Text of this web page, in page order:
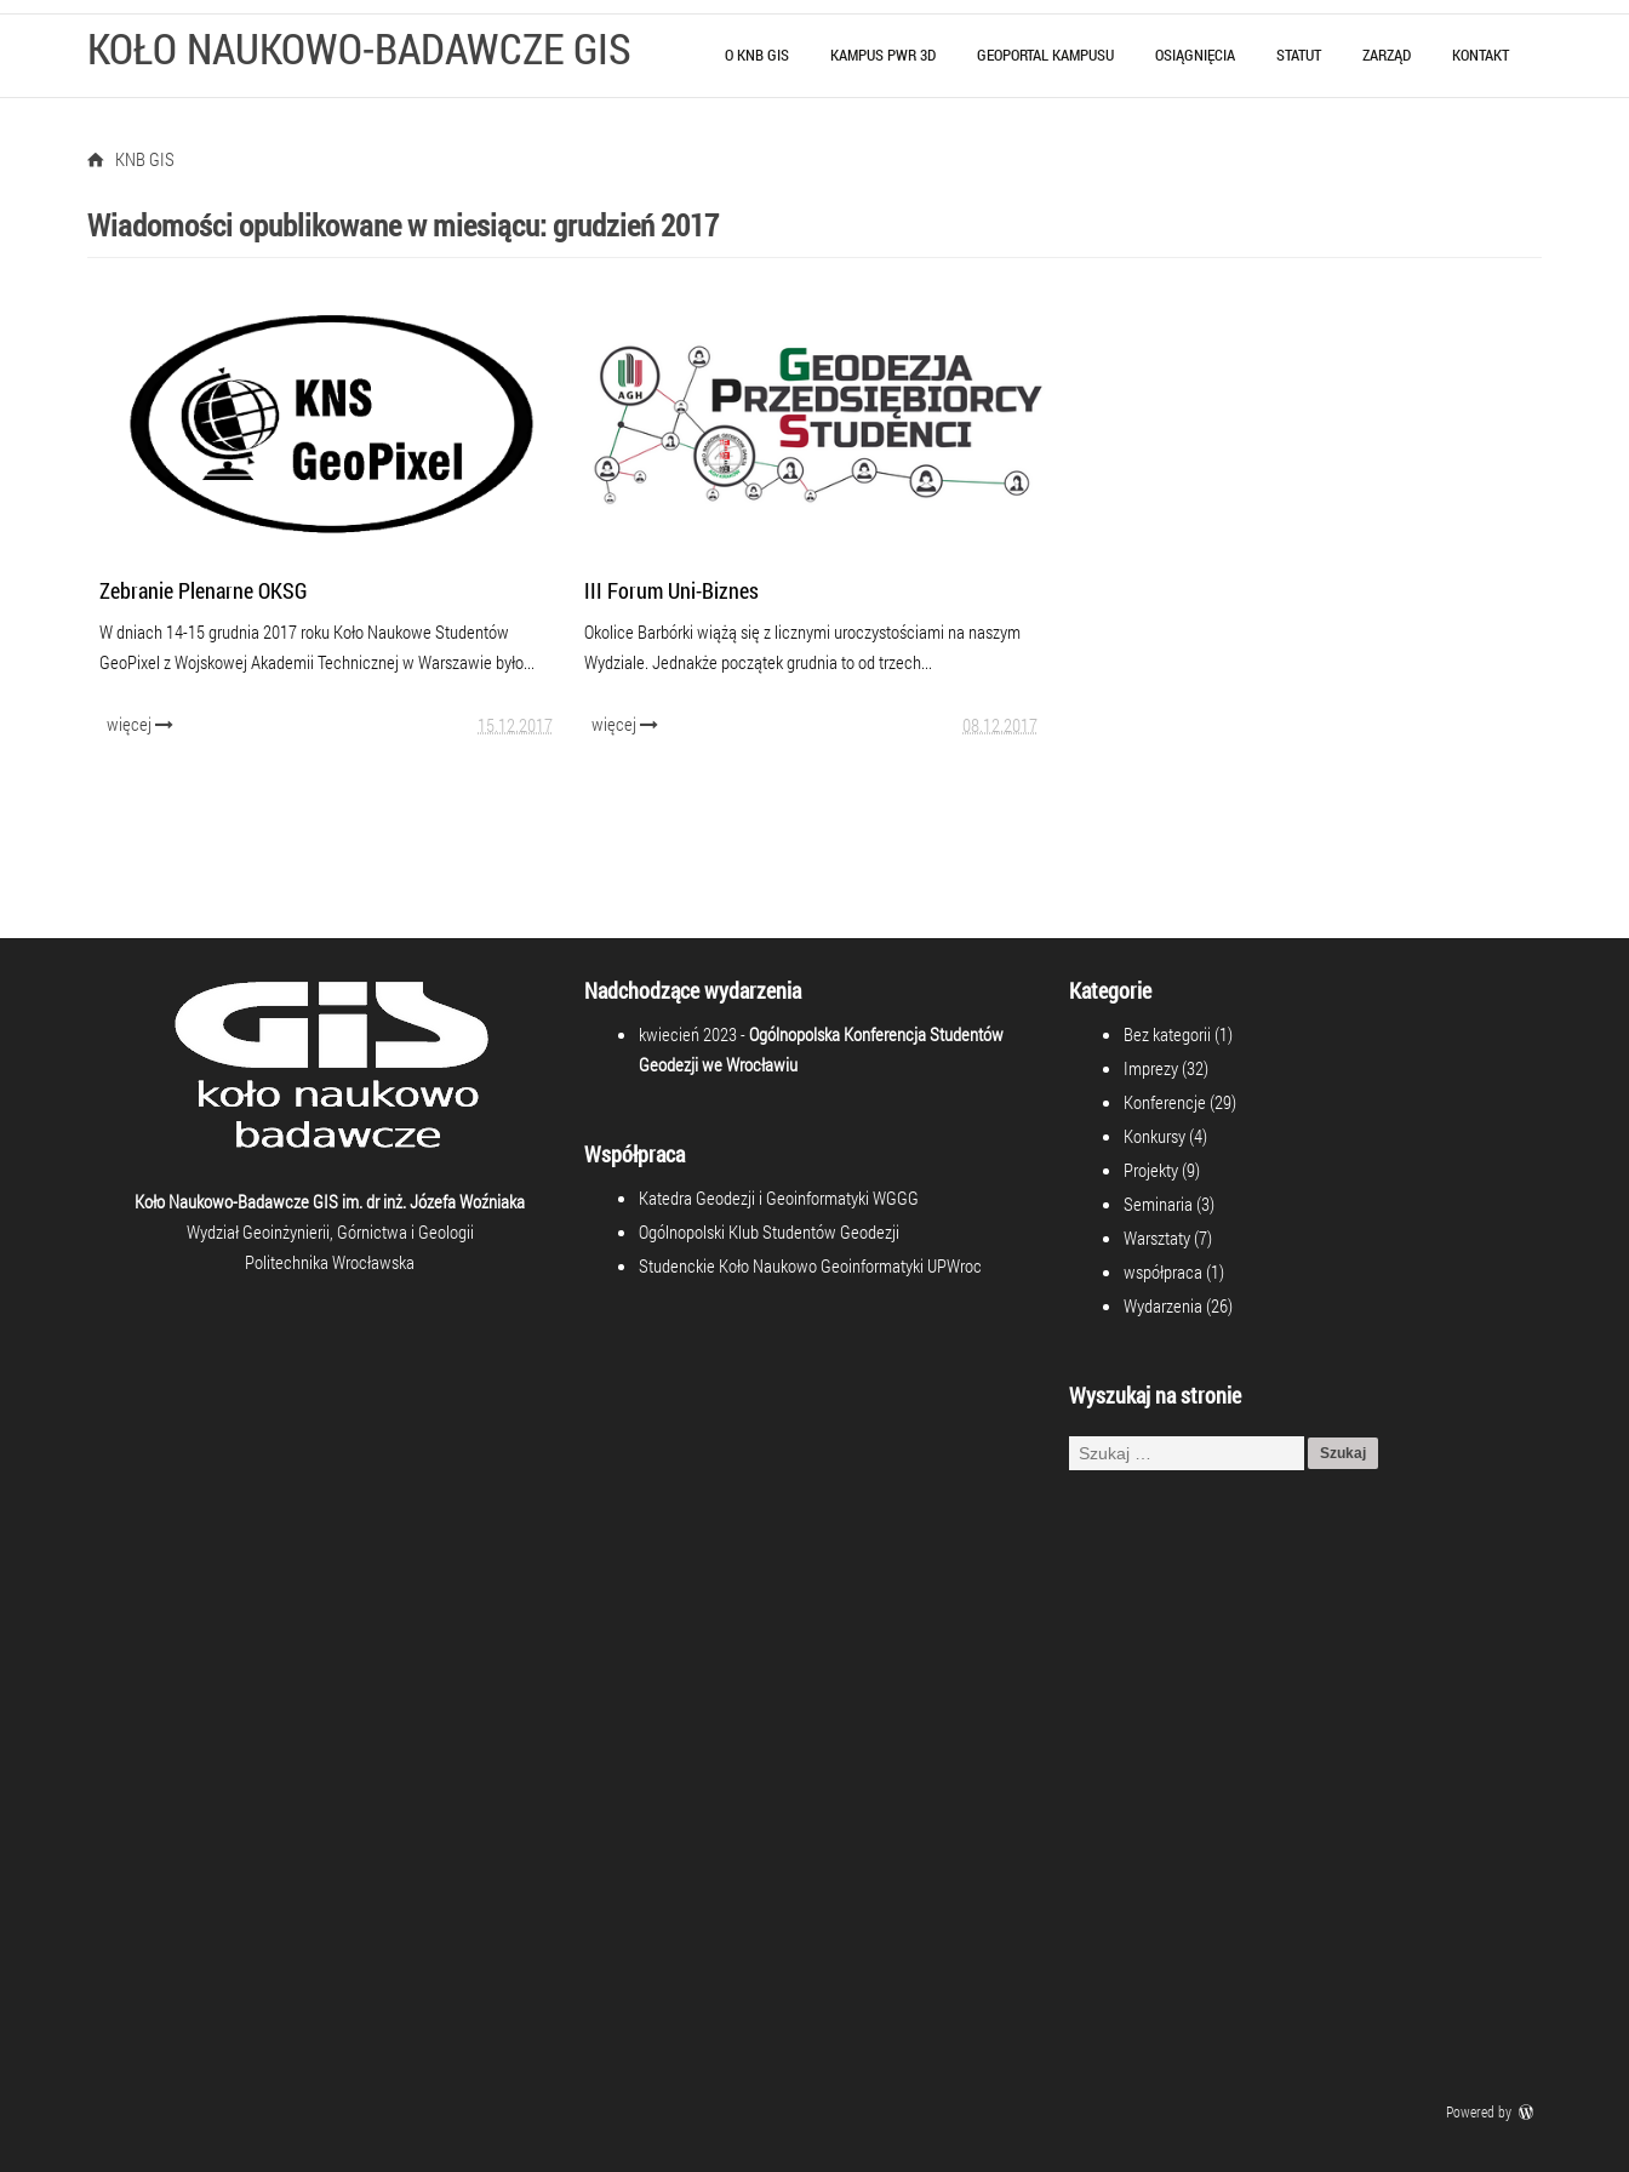
KOŁO NAUKOWO-BADAWCZE GIS O KNB GIS KAMPUS PWR 3D GEOPORTAL KAMPUSU OSIĄGNIĘCIA STATUT ZARZĄD KONTAKT
KNB GIS
Wiadomości opublikowane w miesiącu:grudzień 2017
Zebranie Plenarne OKSG
W dniach 14-15 grudnia 2017 roku Koło Naukowe Studentów
GeoPixel z Wojskowej Akademii Technicznej w Warszawie było...
więcej 15.12.2017
III Forum Uni-Biznes
Okolice Barbórki wiążą się z licznymi uroczystościami na naszym
Wydziale. Jednakże początek grudnia to od trzech...
więcej 08.12.2017
Koło Naukowo-Badawcze GIS im. dr inż. Józefa Woźniaka
Wydział Geoinżynierii, Górnictwa i Geologii
Politechnika Wrocławska
Nadchodzące wydarzenia
kwiecień 2023 -Ogólnopolska Konferencja Studentów
Geodezji we Wrocławiu
Współpraca
Katedra Geodezji i Geoinformatyki WGGG
Ogólnopolski Klub Studentów Geodezji
Studenckie Koło Naukowo Geoinformatyki UPWroc
Kategorie
Bez kategorii (1)
Imprezy (32)
Konferencje (29)
Konkursy (4)
Projekty (9)
Seminaria (3)
Warsztaty (7)
współpraca (1)
Wydarzenia (26)
Wyszukaj na stronie
Powered by